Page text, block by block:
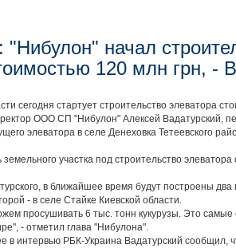
"Нибулон" начал
120 млн грн, -
сегодня стартует строительство элеватора
ООО СП "Нибулон" Алексей Вадатурский,
элеватора в селе Денеховка Тетеевского
участка под строительство
в ближайшее время будут построены
- в селе Стайке Киевской области.
просушивать 6 тыс. тонн кукурузы. Это
- отметил глава "Нибулона".
в интервью РБК-Украина Вадатурский сообщил,